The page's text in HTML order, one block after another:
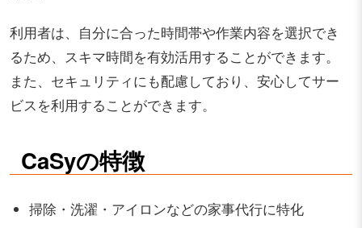
利用者は、自分に合った時間帯や作業内容を選択でき
るため、スキマ時間を有効活用することができます。
また、セキュリティにも配慮しており、安心してサー
ビスを利用することができます。
CaSyの特徴
掃除・洗濯・アイロンなどの家事代行に特化